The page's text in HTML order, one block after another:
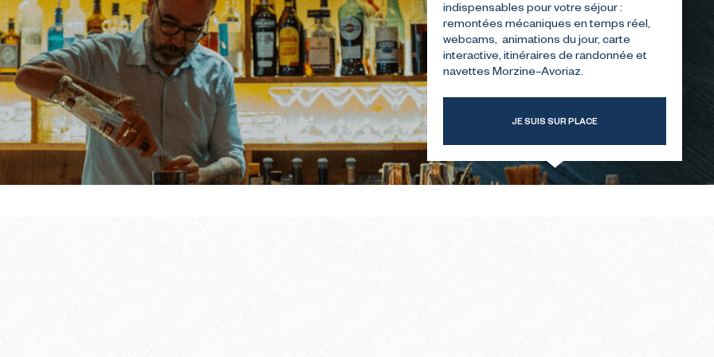
GIDS VOOR UW EERSTE
BEZOEK IN DE WINTER
GIDS VOOR UW EERSTE
BEZOEK IN DE ZOMER
te bereiden
indispensables pour votre séjour :
remontées mécaniques en temps réel,
webcams, animations du jour, carte
interactive, itinéraires de randonnée et
navettes Morzine–Avoriaz.
JE SUIS SUR PLACE